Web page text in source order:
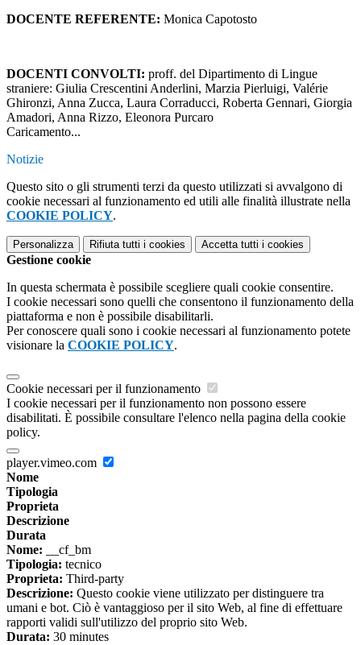
DOCENTE REFERENTE: Monica Capotosto
DOCENTI CONVOLTI: proff. del Dipartimento di Lingue
straniere: Giulia Crescentini Anderlini, Marzia Pierluigi, Valérie
Ghironzi, Anna Zucca, Laura Corraducci, Roberta Gennari, Giorgia
Amadori, Anna Rizzo, Eleonora Purcaro
Caricamento...
Notizie
Questo sito o gli strumenti terzi da questo utilizzati si avvalgono di
cookie necessari al funzionamento ed utili alle finalità illustrate nella
COOKIE POLICY.
Personalizza Rifiuta tutti i cookies Accetta tutti i cookies
Gestione cookie
In questa schermata è possibile scegliere quali cookie consentire.
I cookie necessari sono quelli che consentono il funzionamento della
piattaforma e non è possibile disabilitarli.
Per conoscere quali sono i cookie necessari al funzionamento potete
visionare la COOKIE POLICY.
Cookie necessari per il funzionamento
I cookie necessari per il funzionamento non possono essere
disabilitati. È possibile consultare l'elenco nella pagina della cookie
policy.
player.vimeo.com
Nome
Tipologia
Proprieta
Descrizione
Durata
Nome: __cf_bm
Tipologia: tecnico
Proprieta: Third-party
Descrizione: Questo cookie viene utilizzato per distinguere tra
umani e bot. Ciò è vantaggioso per il sito Web, al fine di effettuare
rapporti validi sull'utilizzo del proprio sito Web.
Durata: 30 minutes